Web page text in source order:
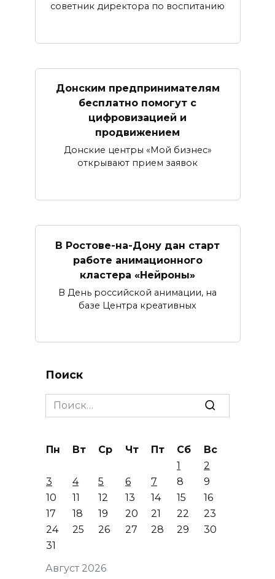
советник директора по воспитанию
Донским предпринимателям
бесплатно помогут с
цифровизацией и
продвижением
Донские центры «Мой бизнес»
открывают прием заявок
В Ростове-на-Дону дан старт
работе анимационного
кластера «Нейроны»
В День российской анимации, на
базе Центра креативных
Поиск
Search
for:
Август 2026
Пн Вт Ср Чт Пт Сб
Вс
1
2
3
4 5 6 7 8
9
10
11 12 13 14 15
16
17
18 19 20 21 22
23
24
25 26 27 28 29
30
31